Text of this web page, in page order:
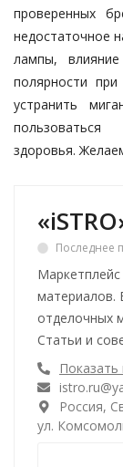
проверенных
недостаточное
лампы,
полярности
устранить
здоровья.
Последнее
материалов.
отделочных
Статьи и
Россия,
ул.